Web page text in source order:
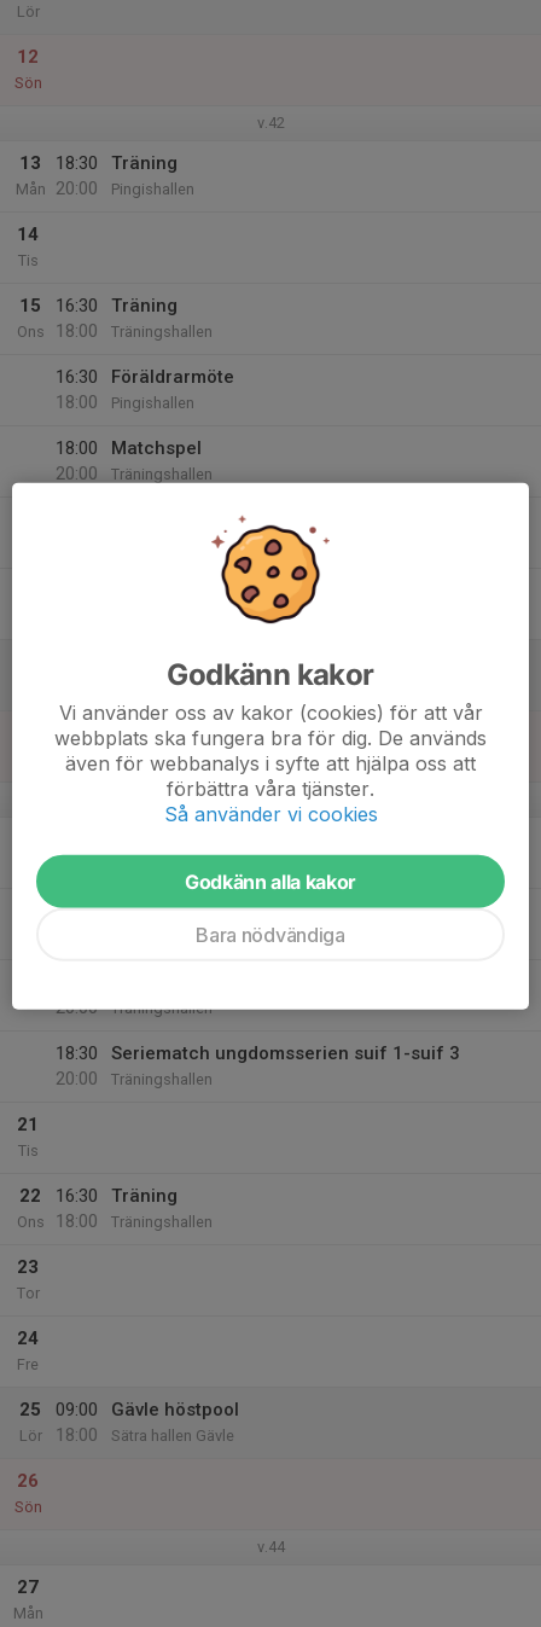
Lör
12
Sön
v.42
13
Mån
18:30
20:00
Träning
Pingishallen
14
Tis
15
Ons
16:30
18:00
Träning
Träningshallen
16:30
18:00
Föräldrarmöte
Pingishallen
18:00
20:00
Matchspel
Träningshallen
Träning 18.30-20
v.43
Mån
18:30
Suif 3
Träningshallen
20:00
Träningshallen
18:30
20:00
Seriematch ungdomsserien suif 1-suif 3
Träningshallen
21
Tis
22
Ons
16:30
18:00
Träning
Träningshallen
23
Tor
24
Fre
25
Lör
09:00
18:00
Gävle höstpool
Sätra hallen Gävle
26
Sön
v.44
27
Mån
Godkänn kakor
Vi använder oss av kakor (cookies) för att vår
webbplats ska fungera bra för dig. De används
även för webbanalys i syfte att hjälpa oss att
förbättra våra tjänster.
Så använder vi cookies
Godkänn alla kakor
Bara nödvändiga